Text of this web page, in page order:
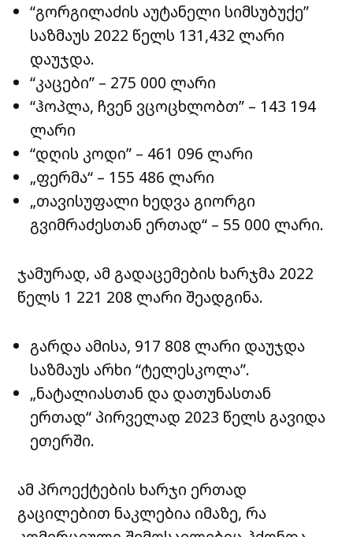
“გორგილაძის აუტანელი სიმსუბუქე”
საზმაუს 2022 წელს 131,432 ლარი
დაუჯდა.
“კაცები” – 275 000 ლარი
“ჰოპლა, ჩვენ ვცოცხლობთ” – 143 194
ლარი
“დღის კოდი” – 461 096 ლარი
„ფერმა“ – 155 486 ლარი
„თავისუფალი ხედვა გიორგი
გვიმრაძესთან ერთად“ – 55 000 ლარი.
ჯამურად, ამ გადაცემების ხარჯმა 2022
წელს 1 221 208 ლარი შეადგინა.
გარდა ამისა, 917 808 ლარი დაუჯდა
საზმაუს არხი “ტელესკოლა”.
„ნატალიასთან და დათუნასთან
ერთად“ პირველად 2023 წელს გავიდა
ეთერში.
ამ პროექტების ხარჯი ერთად
გაცილებით ნაკლებია იმაზე, რა